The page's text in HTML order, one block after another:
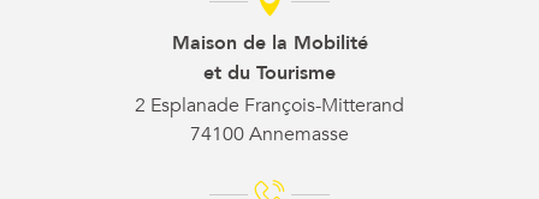
Maison de la Mobilité
et du Tourisme
2 Esplanade François-Mitterand
74100 Annemasse